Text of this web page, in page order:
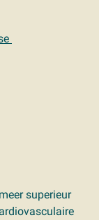
superieur